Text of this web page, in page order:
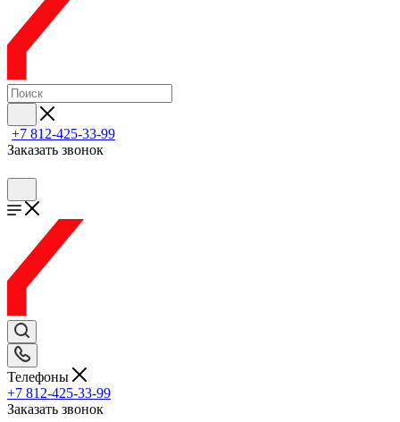
+7 812-425-33-99
Заказать звонок
Телефоны
+7 812-425-33-99
Заказать звонок